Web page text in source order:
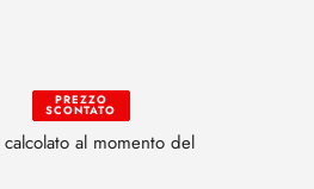
PREZZO
SCONTATO
calcolato al momento del